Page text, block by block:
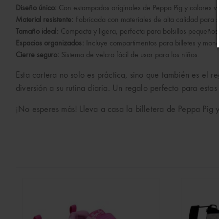
Diseño único: Con estampados originales de Peppa Pig y colores
Material resistente: Fabricada con materiales de alta calidad para
Tamaño ideal: Compacta y ligera, perfecta para bolsillos pequeños
Espacios organizados: Incluye compartimentos para billetes y
Cierre seguro: Sistema de velcro fácil de usar para los niños.
Esta cartera no solo es práctica, sino que también es el
diversión a su rutina diaria. Un regalo perfecto para
¡No esperes más! Lleva a casa la billetera de Peppa